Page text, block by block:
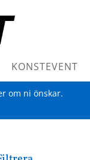
KONSTEVENT
om ni önskar.